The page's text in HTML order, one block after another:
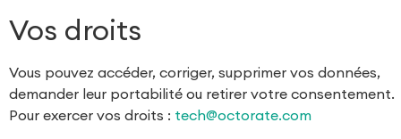
Vos droits
Vous pouvez accéder, corriger, supprimer vos données,
demander leur portabilité ou retirer votre consentement.
Pour exercer vos droits : tech@octorate.com